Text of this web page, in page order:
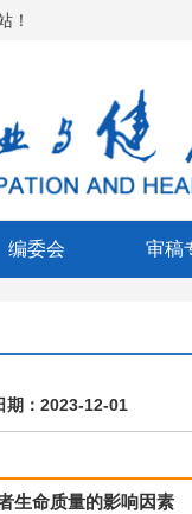
！
编委会 审稿
：2023-12-01
生命质量的影响因素